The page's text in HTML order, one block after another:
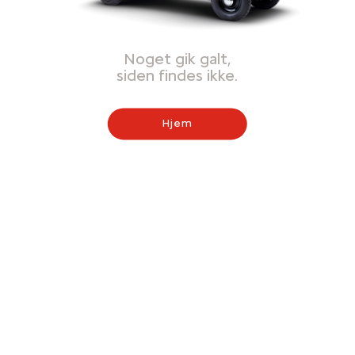
Noget gik galt,
siden findes ikke.
Hjem